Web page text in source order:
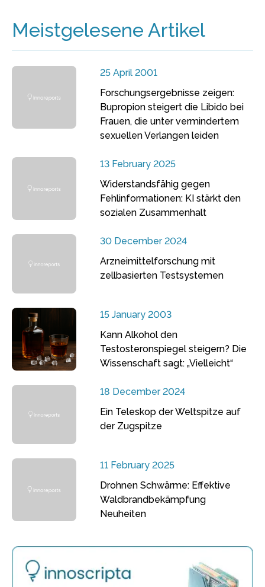
Meistgelesene Artikel
25 April 2001
Forschungsergebnisse zeigen:
Bupropion steigert die Libido bei
Frauen, die unter vermindertem
sexuellen Verlangen leiden
13 February 2025
Widerstandsfähig gegen
Fehlinformationen: KI stärkt den
sozialen Zusammenhalt
30 December 2024
Arzneimittelforschung mit
zellbasierten Testsystemen
15 January 2003
Kann Alkohol den
Testosteronspiegel steigern? Die
Wissenschaft sagt: „Vielleicht“
18 December 2024
Ein Teleskop der Weltspitze auf
der Zugspitze
11 February 2025
Drohnen Schwärme: Effektive
Waldbrandbekämpfung
Neuheiten